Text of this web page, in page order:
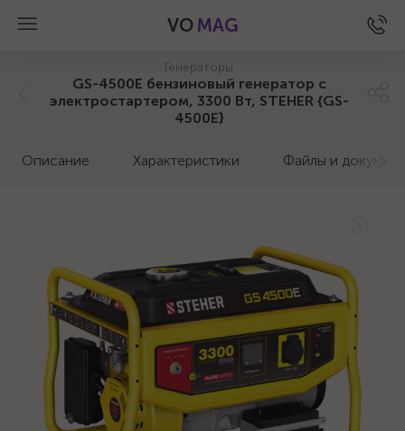
VO MAG
Генераторы
GS-4500Е бензиновый генератор с
электростартером, 3300 Вт, STEHER {GS-
4500Е}
Описание Характеристики Файлы и